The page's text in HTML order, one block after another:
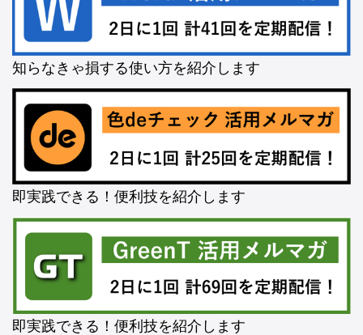
知らなきゃ損する使い方を紹介します
即実践できる！便利技を紹介します
即実践できる！便利技を紹介します